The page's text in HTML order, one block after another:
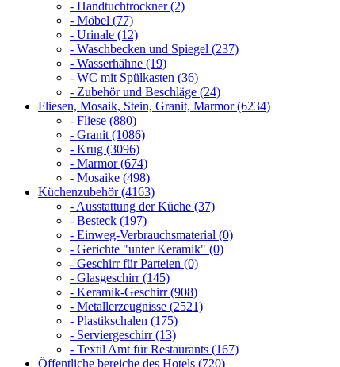
- Handtuchtrockner (2)
- Möbel (77)
- Urinale (12)
- Waschbecken und Spiegel (237)
- Wasserhähne (19)
- WC mit Spülkasten (36)
- Zubehör und Beschläge (24)
Fliesen, Mosaik, Stein, Granit, Marmor (6234)
- Fliese (880)
- Granit (1086)
- Krug (3096)
- Marmor (674)
- Mosaike (498)
Küchenzubehör (4163)
- Ausstattung der Küche (37)
- Besteck (197)
- Einweg-Verbrauchsmaterial (0)
- Gerichte "unter Keramik" (0)
- Geschirr für Parteien (0)
- Glasgeschirr (145)
- Keramik-Geschirr (908)
- Metallerzeugnisse (2521)
- Plastikschalen (175)
- Serviergeschirr (13)
- Textil Amt für Restaurants (167)
Öffentliche bereiche des Hotels (720)